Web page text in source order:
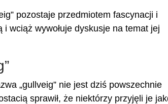
pozostaje przedmiotem fascynacji i
wciąż wywołuje dyskusje na temat jej
„gullveig” nie jest dziś powszechnie
sprawił, że niektórzy przyjęli je